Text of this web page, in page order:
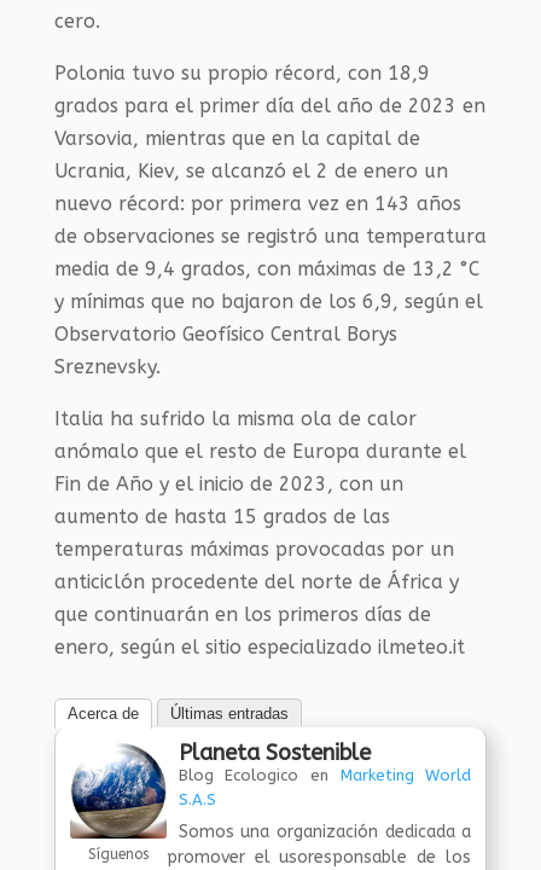
cero.
Polonia tuvo su propio récord, con 18,9
grados para el primer día del año de 2023 en
Varsovia, mientras que en la capital de
Ucrania, Kiev, se alcanzó el 2 de enero un
nuevo récord: por primera vez en 143 años
de observaciones se registró una temperatura
media de 9,4 grados, con máximas de 13,2 °C
y mínimas que no bajaron de los 6,9, según el
Observatorio Geofísico Central Borys
Sreznevsky.
Italia ha sufrido la misma ola de calor
anómalo que el resto de Europa durante el
Fin de Año y el inicio de 2023, con un
aumento de hasta 15 grados de las
temperaturas máximas provocadas por un
anticiclón procedente del norte de África y
que continuarán en los primeros días de
enero, según el sitio especializado ilmeteo.it
Acerca de Últimas entradas
Síguenos
Planeta Sostenible
Blog Ecologico en Marketing World
S.A.S
Somos una organización dedicada a
promover el usoresponsable de los